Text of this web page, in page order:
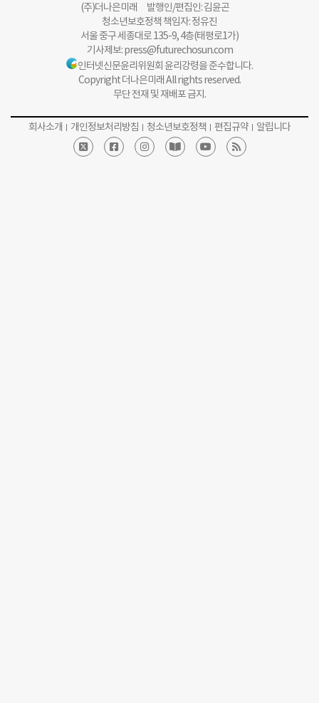
(주)더나은미래 발행인/편집인: 김윤곤
청소년보호정책 책임자: 정유진
서울 중구 세종대로 135-9, 4층(태평로1가)
기사제보:press@futurechosun.com
인터넷신문윤리위원회 윤리강령을 준수합니다.
Copyright 더나은미래 All rights reserved.
무단 전재 및 재배포 금지.
회사소개 개인정보처리방침 청소년보호정책 편집규약 알립니다